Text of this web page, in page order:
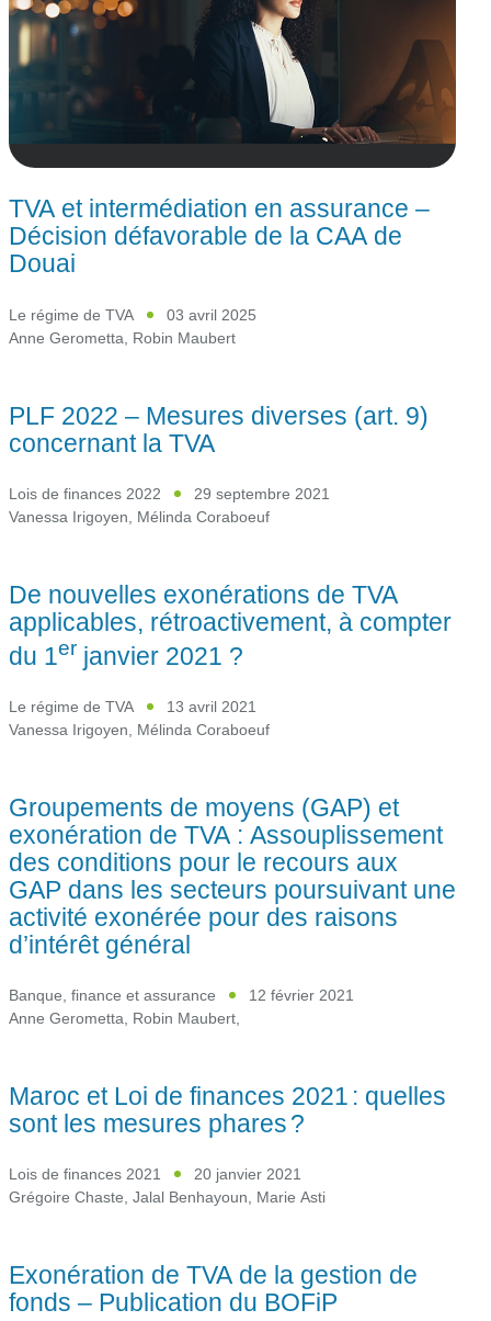
TVA et intermédiation en assurance –
Décision défavorable de la CAA de
Douai
Le régime de TVA
03 avril 2025
Anne Gerometta Robin Maubert
PLF 2022 – Mesures diverses (art. 9)
concernant la TVA
Lois de finances 2022
29 septembre 2021
Vanessa Irigoyen, Mélinda Coraboeuf
De nouvelles exonérations de TVA
applicables, rétroactivement, à compter
du 1er janvier 2021 ?
Le régime de TVA
13 avril 2021
Vanessa Irigoyen Mélinda Coraboeuf
Groupements de moyens (GAP) et
exonération de TVA : Assouplissement
des conditions pour le recours aux
GAP dans les secteurs poursuivant une
activité exonérée pour des raisons
d’intérêt général
Banque, finance et assurance
12 février 2021
Anne Gerometta, Robin Maubert,
Maroc et Loi de finances 2021 : quelles
sont les mesures phares ?
Lois de finances 2021
20 janvier 2021
Grégoire Chaste, Jalal Benhayoun, Marie Asti
Exonération de TVA de la gestion de
fonds – Publication du BOFiP